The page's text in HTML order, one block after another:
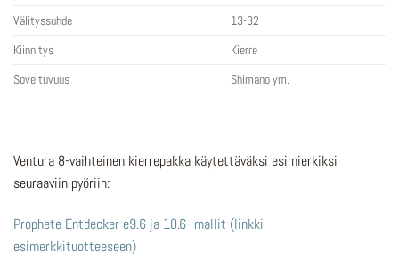
Välityssuhde
13-32
Kiinnitys
Kierre
Soveltuvuus
Shimano ym.
Ventura 8-vaihteinen kierrepakka käytettäväksi esimierkiksi
seuraaviin pyöriin:
Prophete Entdecker e9.6 ja 10.6- mallit (linkki
esimerkkituotteeseen)